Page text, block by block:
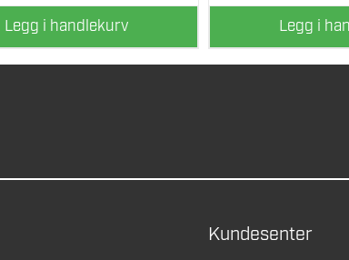
Legg i handlekurv Legg i
Kundesenter